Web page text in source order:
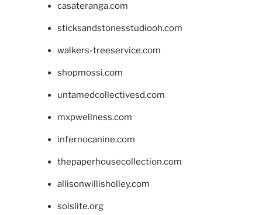
casateranga.com
sticksandstonesstudiooh.com
walkers-treeservice.com
shopmossi.com
untamedcollectivesd.com
mxpwellness.com
infernocanine.com
thepaperhousecollection.com
allisonwillisholley.com
solslite.org